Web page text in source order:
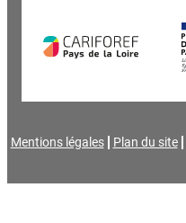
Mentions légales Plan du site